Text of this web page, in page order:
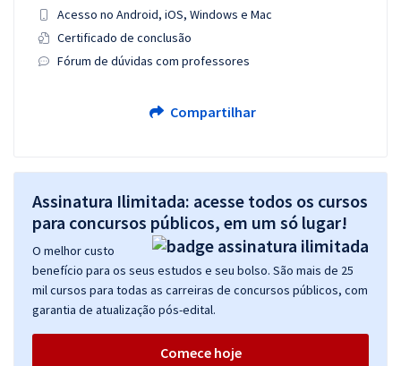
Acesso no Android, iOS, Windows e Mac
Certificado de conclusão
Fórum de dúvidas com professores
Compartilhar
Assinatura Ilimitada: acesse todos os cursos
para concursos públicos, em um só lugar!
O melhor custo
benefício para os seus estudos e seu bolso. São mais de 25
mil cursos para todas as carreiras de concursos públicos, com
garantia de atualização pós-edital.
Comece hoje